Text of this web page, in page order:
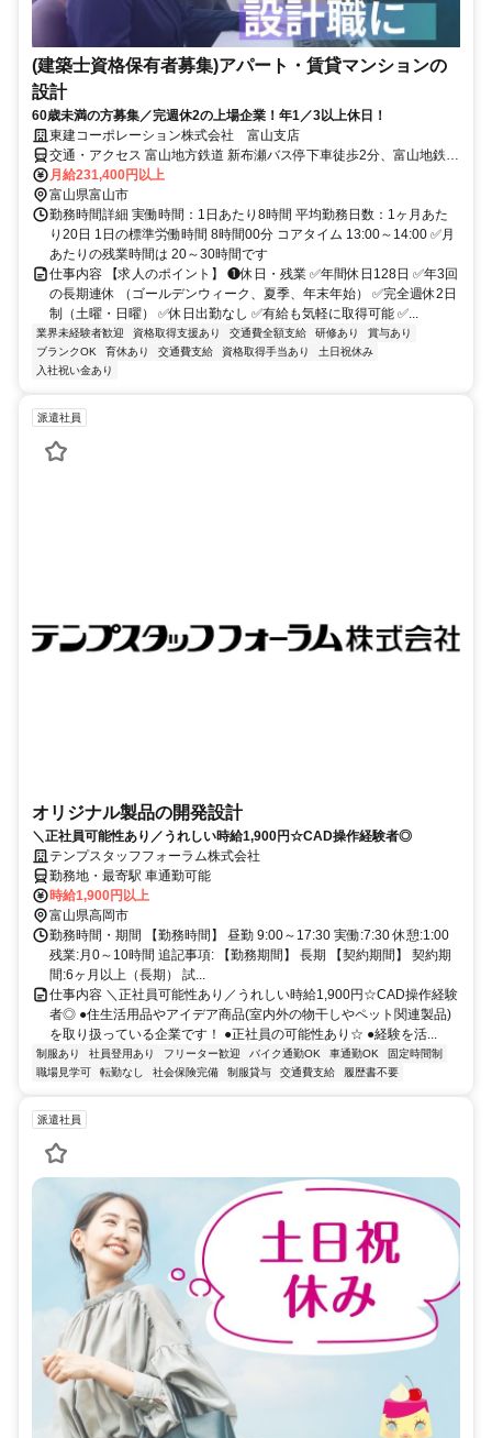
(建築士資格保有者募集)アパート・賃貸マンションの
設計
60歳未満の方募集／完週休2の上場企業！年1／3以上休日！
東建コーポレーション株式会社 富山支店
交通・アクセス 富山地方鉄道 新布瀬バス停下車徒歩2分、富山地鉄市
内本線 広貫堂前駅下車徒歩17分
月給231,400円以上
富山県富山市
勤務時間詳細 実働時間：1日あたり8時間 平均勤務日数：1ヶ月あた
り20日 1日の標準労働時間 8時間00分 コアタイム 13:00～14:00 ✅月
あたりの残業時間は 20～30時間です
仕事内容 【求人のポイント】 ❶休日・残業 ✅年間休日128日 ✅年3回
の長期連休 （ゴールデンウィーク、夏季、年末年始） ✅完全週休2日
制（土曜・日曜） ✅休日出勤なし ✅有給も気軽に取得可能 ✅...
業界未経験者歓迎 資格取得支援あり 交通費全額支給 研修あり
賞与あり
ブランクOK
育休あり 交通費支給 資格取得手当あり
土日祝休み
入社祝い金あり
派遣社員
オリジナル製品の開発設計
＼正社員可能性あり／うれしい時給1,900円☆CAD操作経験者◎
テンプスタッフフォーラム株式会社
勤務地・最寄駅 車通勤可能
時給1,900円以上
富山県高岡市
勤務時間・期間 【勤務時間】 昼勤 9:00～17:30 実働:7:30 休憩:1:00
残業:月0～10時間 追記事項: 【勤務期間】 長期 【契約期間】 契約期
間:6ヶ月以上（長期） 試...
仕事内容 ＼正社員可能性あり／うれしい時給1,900円☆CAD操作経験
者◎ ●住生活用品やアイデア商品(室内外の物干しやペット関連製品)
を取り扱っている企業です！ ●正社員の可能性あり☆ ●経験を活...
制服あり 社員登用あり フリーター歓迎 バイク通勤OK 車通勤OK
固定時間制
職場見学可
転勤なし 社会保険完備 制服貸与 交通費支給 履歴書不要
派遣社員